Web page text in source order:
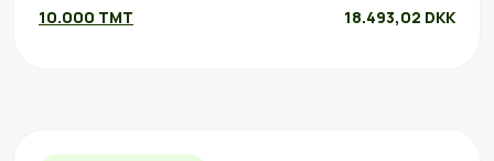
10.000 TMT 18.493,02 DKK